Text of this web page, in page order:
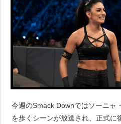
今週のSmack Downではソーニャ
を歩くシーンが放送され、正式に